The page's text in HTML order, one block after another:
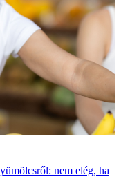
nem elég, ha